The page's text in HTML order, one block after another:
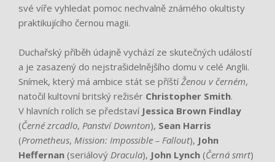
své víře vyhledat pomoc nechvalně známého okultisty
praktikujícího černou magii.
Duchařský příběh údajně vychází ze skutečných událostí
a je zasazený do nejstrašidelnějšího domu v celé Anglii.
Snímek, který má ambice stát se příštíŽenou v černém,
natočil kultovní britský režisér Christopher Smith.
V hlavních rolích se představí Jessica Brown Findlay
(Černé zrcadlo, Panství Downton), Sean Harris
(Prometheus, Mission: Impossible – Fallout), John
Heffernan (seriálový Dracula), John Lynch (Černá smrt)